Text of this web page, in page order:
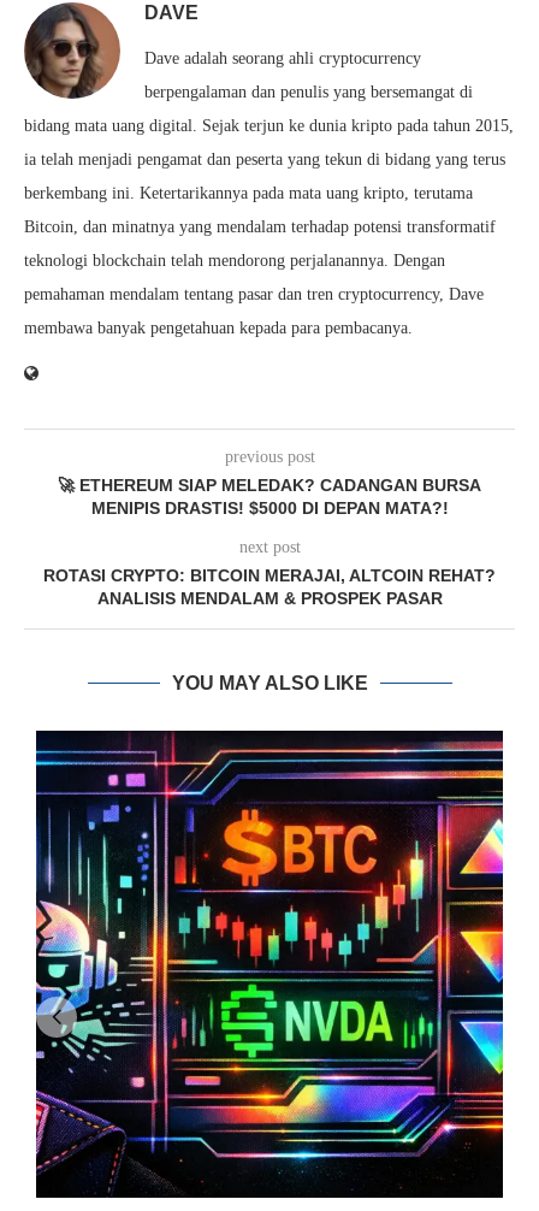
DAVE
Dave adalah seorang ahli cryptocurrency
berpengalaman dan penulis yang bersemangat di
bidang mata uang digital. Sejak terjun ke dunia kripto pada tahun 2015,
ia telah menjadi pengamat dan peserta yang tekun di bidang yang terus
berkembang ini. Ketertarikannya pada mata uang kripto, terutama
Bitcoin, dan minatnya yang mendalam terhadap potensi transformatif
teknologi blockchain telah mendorong perjalanannya. Dengan
pemahaman mendalam tentang pasar dan tren cryptocurrency, Dave
membawa banyak pengetahuan kepada para pembacanya.
previous post
🚀 ETHEREUM SIAP MELEDAK? CADANGAN BURSA
MENIPIS DRASTIS! $5000 DI DEPAN MATA?!
next post
ROTASI CRYPTO: BITCOIN MERAJAI, ALTCOIN REHAT?
ANALISIS MENDALAM & PROSPEK PASAR
YOU MAY ALSO LIKE